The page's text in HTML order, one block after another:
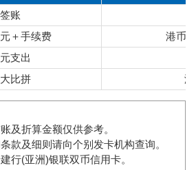
账
＋手续费
港币
支出
比拼
及折算金额仅供参考。
款及细则请向个别发卡机构查询。
行(亚洲)银联双币信用卡。